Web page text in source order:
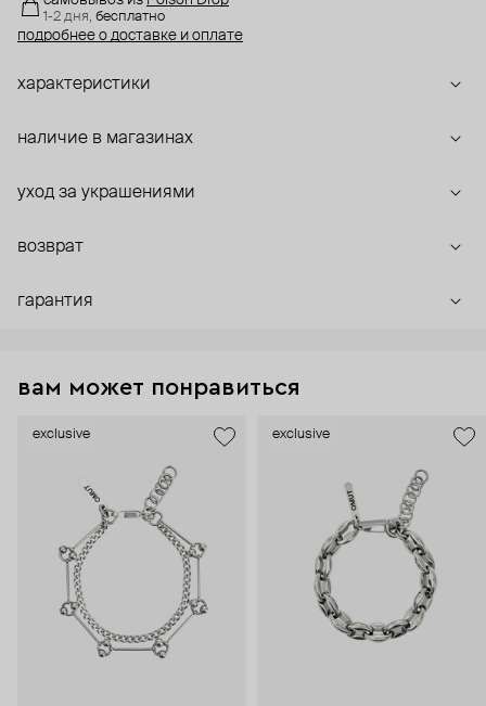
1-2 дня, бесплатно
подробнее о доставке и оплате
характеристики
наличие в магазинах
уход за украшениями
возврат
гарантия
вам может понравиться
exclusive exclusive